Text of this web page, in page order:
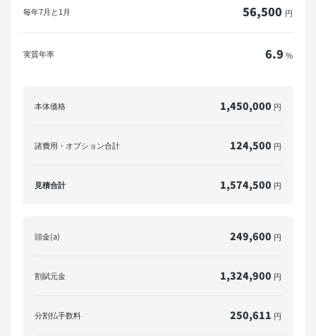
毎年7月と1月 56,500 円
実質年率 6.9 %
本体価格 1,450,000 円
諸費用・オプション合計 124,500 円
見積合計 1,574,500 円
頭金(a) 249,600 円
割賦元金 1,324,900 円
分割払手数料 250,611 円